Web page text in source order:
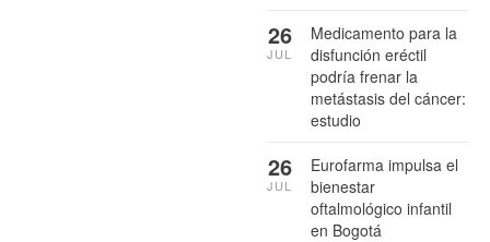
Medicamento para la
disfunción eréctil
podría frenar la
metástasis del cáncer:
estudio
26
JUL
Eurofarma impulsa el
bienestar
oftalmológico infantil
en Bogotá
26
JUL